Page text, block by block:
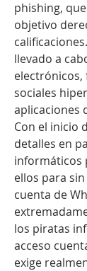
phishing,
objetivo
llevado a
electrónicos,
sociales
aplicaciones
Con el inicio
detalles en
informáticos
ellos para
cuenta de
los piratas
acceso
exige